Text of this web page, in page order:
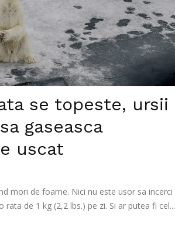
se topeste, ursii
gaseasca
uscat
mori de foame. Nici nu este usor sa incerci
de 1 kg (2,2 lbs.) pe zi. Si ar putea fi cel...